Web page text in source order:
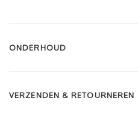
ONDERHOUD
VERZENDEN & RETOURNEREN